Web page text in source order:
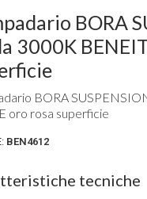
3000K
BORA
oro rosa superficie
BEN4612
tecniche